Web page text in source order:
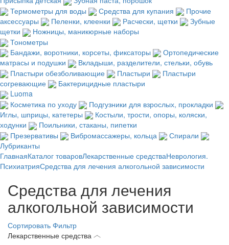
Термометры для воды
Средства для купания
Прочие
аксессуары
Пеленки, клеенки Расчески, щетки
Зубные
щетки
Ножницы, маникюрные наборы
Тонометры
Бандажи, воротники, корсеты, фиксаторы
Ортопедические
матрасы и подушки
Вкладыши, разделители, стельки, обувь
Пластыри обезболивающие
Пластыри
Пластыри
согревающие
Бактерицидные пластыри
Luoma
Косметика по уходу
Подгузники для взрослых, прокладки
Иглы, шприцы, катетеры
Костыли, трости, опоры, коляски,
ходунки
Поильники, стаканы, пипетки
Презервативы
Вибромассажеры, кольца
Спирали
Лубриканты
ГлавнаяКаталог товаровЛекарственные средстваНеврология.
ПсихиатрияСредства для лечения алкогольной зависимости
Средства для лечения
алкогольной зависимости
Сортировать Фильтр
Лекарственные средства